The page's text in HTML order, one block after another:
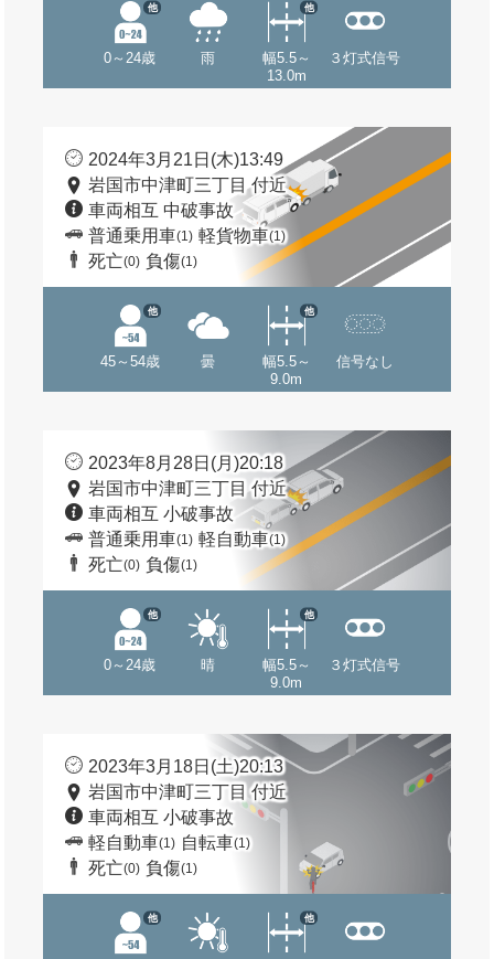
0～24歳
他
雨
幅5.5～
13.0m
他
３灯式信号
2024年3月21日(木)13:49
岩国市中津町三丁目 付近
車両相互 中破事故
普通乗用車(1) 軽貨物車(1)
死亡(0) 負傷(1)
45～54歳
他
曇
幅5.5～
9.0m
他
信号なし
2023年8月28日(月)20:18
岩国市中津町三丁目 付近
車両相互 小破事故
普通乗用車(1) 軽自動車(1)
死亡(0) 負傷(1)
0～24歳
他
晴
幅5.5～
9.0m
他
３灯式信号
2023年3月18日(土)20:13
岩国市中津町三丁目 付近
車両相互 小破事故
軽自動車(1) 自転車(1)
死亡(0) 負傷(1)
他 他